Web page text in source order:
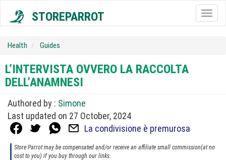
STOREPARROT
Health Guides
L’INTERVISTA OVVERO LA RACCOLTA
DELL’ANAMNESI
Authored by : Simone
Last updated on 27 October, 2024
La condivisione è premurosa
Store Parrot may be compensated and/or receive an affiliate small commission(at no
cost to you) if you buy through our links.